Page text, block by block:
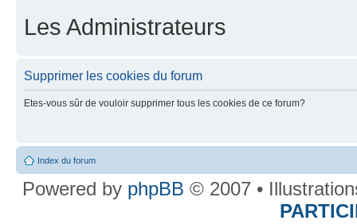
Les Administrateurs
Supprimer les cookies du forum
Etes-vous sûr de vouloir supprimer tous les cookies de ce forum?
Index du forum
Powered by phpBB © 2007 •